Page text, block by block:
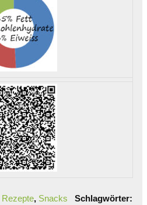
Rezepte, Snacks
Schlagwörter: